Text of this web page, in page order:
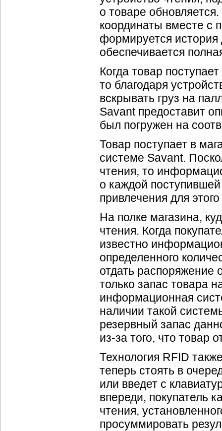
о товаре
координаты вместе с
формируется история
обеспечивается
Когда товар
то благодаря
вскрывать груз на
Savant предоставит
был погружен на
Товар поступает в
системе Savant.
чтения, то
о каждой
привлечения для
На полке магазина,
чтения. Когда
известно
определенного
отдать распоряжение
только запас товара
информационная
наличии такой
резервный запас
из-за того, что товар
Технология RFID
теперь стоять в
или введет с
впереди, покупатель
чтения,
просуммировать